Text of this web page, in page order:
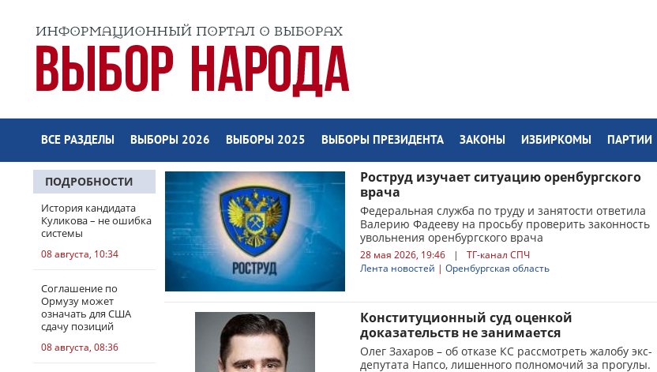
ВСЕ РАЗДЕЛЫ ВЫБОРЫ 2026 ВЫБОРЫ 2025 ВЫБОРЫ ПРЕЗИДЕНТА ЗАКОНЫ ИЗБИРКОМЫ ПАРТИИ
ПОДРОБНОСТИ
История кандидата
Куликова – не ошибка
системы
08 августа, 10:34
Соглашение по
Ормузу может
означать для США
сдачу позиций
08 августа, 08:36
Роструд изучает ситуацию оренбургского
врача
Федеральная служба по труду и занятости ответила
Валерию Фадееву на просьбу проверить законность
увольнения оренбургского врача
28 мая 2026, 19:46 |
ТГ-канал СПЧ
Лента новостей | Оренбургская область
Конституционный суд оценкой
доказательств не занимается
Олег Захаров – об отказе КС рассмотреть жалобу экс-
депутата Напсо, лишенного полномочий за прогулы.